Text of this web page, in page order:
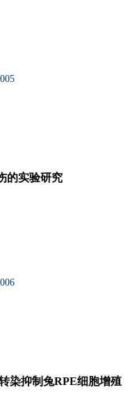
的实验研究
染抑制兔RPE细胞增殖